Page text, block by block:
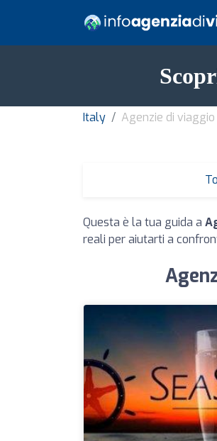
Italy Agenzie di
Questa è la tua guida a
reali per aiutarti a